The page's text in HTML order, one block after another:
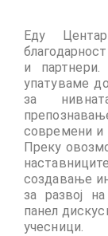
Еду
и партнери.
упатуваме
за
современи и
Преку
создавање
за развој
панел
учесници.